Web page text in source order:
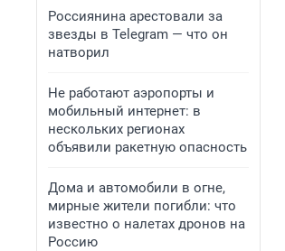
Россиянина арестовали за
звезды в Telegram — что он
натворил
Не работают аэропорты и
мобильный интернет: в
нескольких регионах
объявили ракетную опасность
Дома и автомобили в огне,
мирные жители погибли: что
известно о налетах дронов на
Россию